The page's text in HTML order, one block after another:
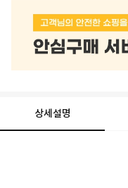
상세설명